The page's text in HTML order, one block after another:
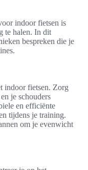
indoor fietsen is
te halen. In dit
bespreken die je
indoor fietsen. Zorg
je schouders
en efficiënte
tijdens je training.
om je evenwicht